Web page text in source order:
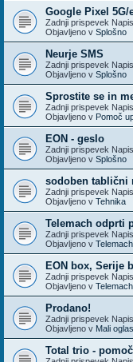
Google Pixel 5G/
Zadnji prispevek
Objavljeno v Splošno
Neurje SMS
Zadnji prispevek
Objavljeno v Splošno
Sprostite se in
Zadnji prispevek
Objavljeno v Pomoč
EON - geslo
Zadnji prispevek
Objavljeno v Splošno
sodoben tablični
Zadnji prispevek
Objavljeno v Tehnika
Telemach odprti
Zadnji prispevek
Objavljeno v Telemach
EON box, Serije
Zadnji prispevek
Objavljeno v Telemach
Prodano!
Zadnji prispevek
Objavljeno v Mali
Total trio - pomoč